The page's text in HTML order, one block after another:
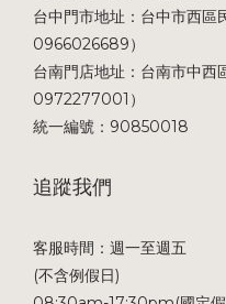
台中門市地址：台中市西區
0966026689）
台南門店地址：台南市中西
0972277001）
統一編號：90850018
追蹤我們
客服時間：週一至週五
(不含例假日)